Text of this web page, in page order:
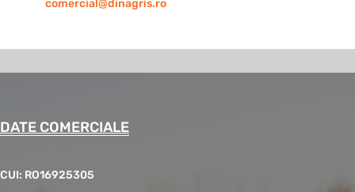
comercial@dinagris.ro
DATE COMERCIALE
CUI: RO16925305